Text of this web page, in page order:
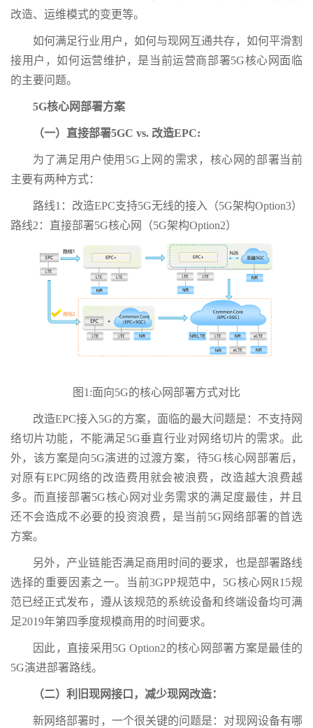
改造、运维模式的变更等。
如何满足行业用户，如何与现网互通共存，如何平滑割
接用户，如何运营维护，是当前运营商部署5G核心网面临
的主要问题。
5G核心网部署方案
（一）直接部署5GC vs. 改造EPC:
为了满足用户使用5G上网的需求，核心网的部署当前
主要有两种方式：
路线1：改造EPC支持5G无线的接入（5G架构Option3）
路线2：直接部署5G核心网（5G架构Option2）
图1:面向5G的核心网部署方式对比
改造EPC接入5G的方案，面临的最大问题是：不支持网
络切片功能，不能满足5G垂直行业对网络切片的需求。此
外，该方案是向5G演进的过渡方案，待5G核心网部署后，
对原有EPC网络的改造费用就会被浪费，改造越大浪费越
多。而直接部署5G核心网对业务需求的满足度最佳，并且
还不会造成不必要的投资浪费，是当前5G网络部署的首选
方案。
另外，产业链能否满足商用时间的要求，也是部署路线
选择的重要因素之一。当前3GPP规范中，5G核心网R15规
范已经正式发布，遵从该规范的系统设备和终端设备均可满
足2019年第四季度规模商用的时间要求。
因此，直接采用5G Option2的核心网部署方案是最佳的
5G演进部署路线。
（二）利旧现网接口，减少现网改造：
新网络部署时，一个很关键的问题是：对现网设备有哪